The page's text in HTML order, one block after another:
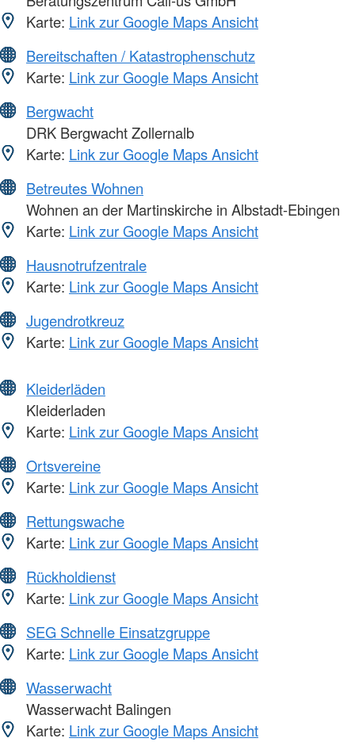
Karte: Link zur Google Maps Ansicht
Bereitschaften / Katastrophenschutz
Karte: Link zur Google Maps Ansicht
Bergwacht
DRK Bergwacht Zollernalb
Karte: Link zur Google Maps Ansicht
Betreutes Wohnen
Wohnen an der Martinskirche in Albstadt-Ebingen
Karte: Link zur Google Maps Ansicht
Hausnotrufzentrale
Karte: Link zur Google Maps Ansicht
Jugendrotkreuz
Karte: Link zur Google Maps Ansicht
Kleiderläden
Kleiderladen
Karte: Link zur Google Maps Ansicht
Ortsvereine
Karte: Link zur Google Maps Ansicht
Rettungswache
Karte: Link zur Google Maps Ansicht
Rückholdienst
Karte: Link zur Google Maps Ansicht
SEG Schnelle Einsatzgruppe
Karte: Link zur Google Maps Ansicht
Wasserwacht
Wasserwacht Balingen
Karte: Link zur Google Maps Ansicht